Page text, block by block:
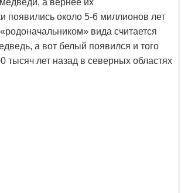
а вернее их
появились около 5-6 миллионов лет
вида считается
а вот белый появился и того
тысяч лет назад в северных областях